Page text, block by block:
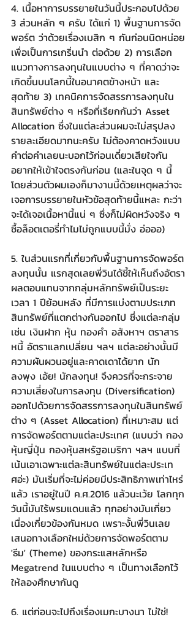
4. เนื้อหาการบรรยายในวันนี้ประกอบไปด้วย
3 ส่วนหลัก ๆ ครับ ได้แก่ 1) พื้นฐานการจัด
พอร์ต ว่าด้วยเรื่องเบสิก ๆ กันก่อนนิดหน่อย
เพื่อเป็นการเกริ่นนำ ต่อด้วย 2) การเลือก
แนวทางการลงทุนในแบบต่าง ๆ ที่คาดว่าจะ
เกิดขึ้นบนโลกนี้ในอนาคตข้างหน้า และ
สุดท้าย 3) เทคนิคการจัดสรรการลงทุนใน
สินทรัพย์ต่าง ๆ หรือที่เรียกกันว่า Asset
Allocation ซึ่งในแต่ละส่วนผมจะไม่สรุปลง
รายละเอียดมากนะครับ ไม่ต้องคาดหวังแบบ
คำต่อคำเลยนะบอกไว้ก่อนเดี๋ยวเสียใจกัน
อยากให้เข้าใจตรงกันก่อน (และในจุด ๆ นี้
โดยส่วนตัวผมเองก็มางานนี้ด้วยเหตุผลว่าจะ
เจอการบรรยายในหัวข้อสุดท้ายนี้แหละ กะว่า
จะได้เจอเนื้อหานี้แน่ ๆ ซึ่งก็ไม่ผิดหวังจริง ๆ
ซื้อล็อตเตอรี่ทำไมไม่ถูกแบบนี้มั่ง อ่อออ)
5. ในส่วนแรกที่เกี่ยวกับพื้นฐานการจัดพอร์ต
ลงทุนนั้น แรกสุดเลยพี่วินได้ชี้ให้เห็นถึงอัตรา
ผลตอบแทนจากกลุ่มหลักทรัพย์เป็นระยะ
เวลา 1 ปีย้อนหลัง ที่มีการแบ่งตามประเภท
สินทรัพย์ที่แตกต่างกันออกไป ซึ่งแต่ละกลุ่ม
เช่น เงินฝาก หุ้น ทองคำ อสังหาฯ ตราสาร
หนี้ อัตราแลกเปลี่ยน ฯลฯ แต่ละอย่างนั้นมี
ความผันผวนอยู่และคาดเดาได้ยาก นัก
ลงพุง เอ้ย! นักลงทุน! จึงควรที่จะกระจาย
ความเสี่ยงในการลงทุน (Diversification)
ออกไปด้วยการจัดสรรการลงทุนในสินทรัพย์
ต่าง ๆ (Asset Allocation) ที่เหมาะสม แต่
การจัดพอร์ตตามแต่ละประเทศ (แบบว่า กอง
หุ้นญี่ปุ่น กองหุ้นสหรัฐอเมริกา ฯลฯ แบบที่
เน้นเอาเฉพาะแต่ละสินทรัพย์ในแต่ละประเท
ศอ่ะ) มันเริ่มที่จะไม่ค่อยมีประสิทธิภาพเท่าไหร่
แล้ว เราอยู่ในปี ค.ศ.2016 แล้วนะเว้ย โลกทุก
วันนี้มันไร้พรมแดนแล้ว ทุกอย่างมันเกี่ยว
เนื่องเกี่ยวข้องกันหมด เพราะงั้นพี่วินเลย
เสนอทางเลือกใหม่ด้วยการจัดพอร์ตตาม
'ธีม' (Theme) ของกระแสหลักหรือ
Megatrend ในแบบต่าง ๆ เป็นทางเลือกไว้
ให้ลองศึกษากันดู
6. แต่ก่อนจะไปถึงเรื่องเมกะบางนา ไม่ใช่!